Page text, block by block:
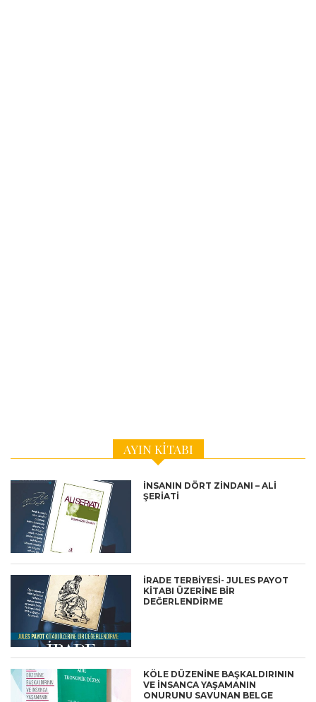
AYIN KITABI
İNSANIN DÖRT ZİNDANI – ALİ
ŞERİATİ
İRADE TERBİYESİ- JULES PAYOT
KİTABI ÜZERİNE BİR
DEĞERLENDİRME
KÖLE DÜZENINE BAŞKALDIRININ
VE INSANCA YAŞAMANIN
ONURUNU SAVUNAN BELGE